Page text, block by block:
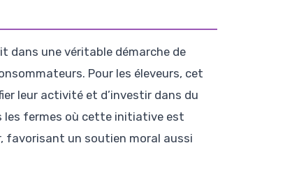
dans une véritable démarche de
Pour les éleveurs, cet
leur activité et d’investir dans du
les fermes où cette initiative est
favorisant un soutien moral aussi